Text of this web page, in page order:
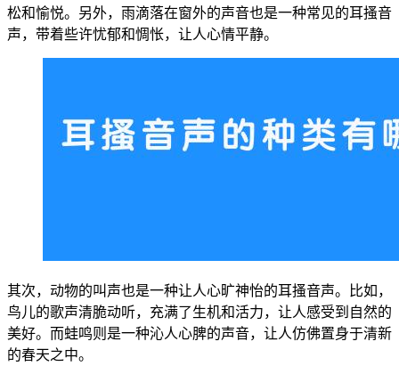
松和愉悦。另外，雨滴落在窗外的声音也是一种常见的耳搔音
声，带着些许忧郁和惆怅，让人心情平静。
其次，动物的叫声也是一种让人心旷神怡的耳搔音声。比如，
鸟儿的歌声清脆动听，充满了生机和活力，让人感受到自然的
美好。而蛙鸣则是一种沁人心脾的声音，让人仿佛置身于清新
的春天之中。